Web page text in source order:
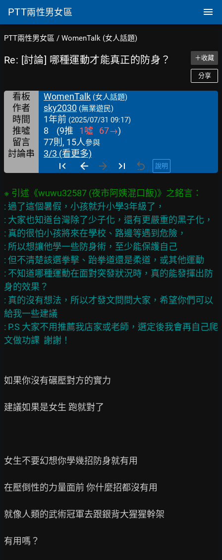
PTT兩性男女區
PTT兩性男女區 / WomenTalk (女人話題)
Re: [討論] 哪種運動才能真正的防身？ ＋收藏
分享
看板 WomenTalk (女人話題)
作者 sky2030 (無業遊民)
時間 1年前 (2025/07/31 09:17)
推噓 8 (9推 1噓 67→)
留言
77則, 15人參與
討論串 3/3 (看更多)
說明
: 過了這個暑假，小孩就升小學3年級了，
: 大家也知道台灣除了少子化，還有更嚴重的黑子化，
: 真的很怕小孩將來在學校、路邊等遇到危險，
: 所以想讓他學一些防身術，至少能保護自己
: 但不清楚該選拳擊、跆拳道還是柔道，或其他運動
: 不知道哪種運動在面對突發狀況時，真的能發揮出防
身的效果？
: 真的沒有想法，所以才發文問問大家，希望你們可以
給我一些建議
: P.S 大家不用推薦我店家或老師，選定後我會再自己爬
如果你沒有碾壓對方的實力
建議如果是女生 跑就對了
女生不要幻想你學幾招防身就有用
在壓倒性的力量面前 你什麼招都沒有用
就像人類的武術冠軍去跟銀背大猩猩幹架
有用嗎？